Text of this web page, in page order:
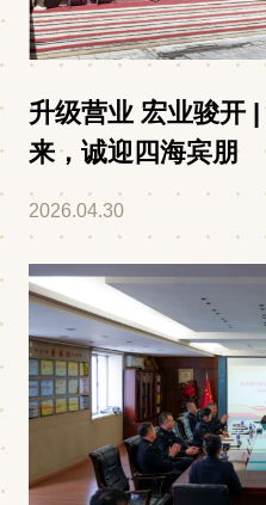
升级营业 宏业骏开
来，诚迎四海宾朋
2026.04.30